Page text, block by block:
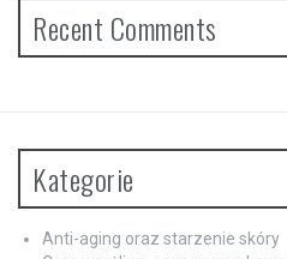
Recent Comments
Kategorie
Anti-aging oraz starzenie skóry